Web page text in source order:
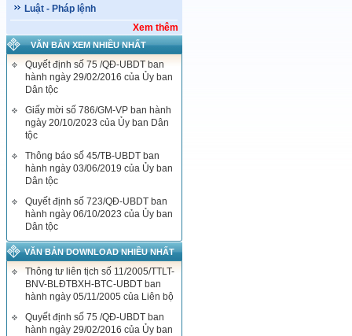
Luật - Pháp lệnh
Xem thêm
VĂN BẢN XEM NHIỀU NHẤT
Quyết định số 75 /QĐ-UBDT ban
hành ngày 29/02/2016 của Ủy ban
Dân tộc
Giấy mời số 786/GM-VP ban hành
ngày 20/10/2023 của Ủy ban Dân
tộc
Thông báo số 45/TB-UBDT ban
hành ngày 03/06/2019 của Ủy ban
Dân tộc
Quyết định số 723/QĐ-UBDT ban
hành ngày 06/10/2023 của Ủy ban
Dân tộc
VĂN BẢN DOWNLOAD NHIỀU NHẤT
Thông tư liên tịch số 11/2005/TTLT-
BNV-BLĐTBXH-BTC-UBDT ban
hành ngày 05/11/2005 của Liên bộ
Quyết định số 75 /QĐ-UBDT ban
hành ngày 29/02/2016 của Ủy ban